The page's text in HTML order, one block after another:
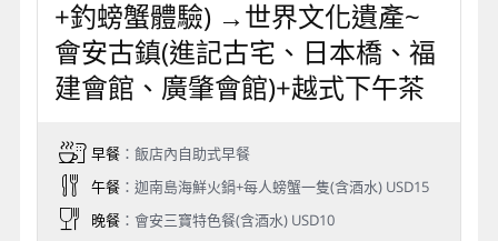
+釣螃蟹體驗) →世界文化遺產~
會安古鎮(進記古宅、日本橋、福
建會館、廣肇會館)+越式下午茶
早餐：飯店內自助式早餐
午餐：迦南島海鮮火鍋+每人螃蟹一隻(含酒水) USD15
晚餐：會安三寶特色餐(含酒水) USD10